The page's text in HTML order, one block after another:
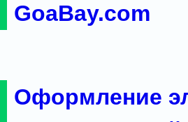
GoaBay.com
Оформление